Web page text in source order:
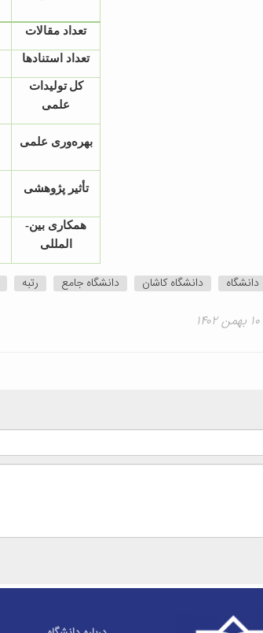
تعداد مقالات
تعداد استنادها
کل تولیدات
علمی
بهره‌وری علمی
تأثیر پژوهشی
همکاری بین­
المللی
دانشگاه دانشگاه کاشان دانشگاه جامع رتبه